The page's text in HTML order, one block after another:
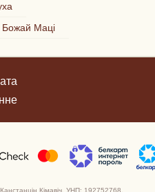
Маці
Кімавіч, УНП: 192752768.